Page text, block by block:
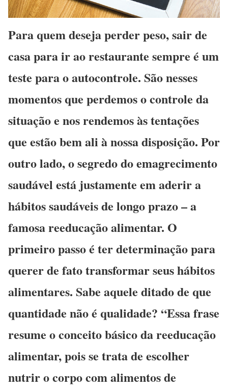
Para quem deseja perder peso, sair de
casa para ir ao restaurante sempre é um
teste para o autocontrole. São nesses
momentos que perdemos o controle da
situação e nos rendemos às tentações
que estão bem ali à nossa disposição. Por
outro lado, o segredo do emagrecimento
saudável está justamente em aderir a
hábitos saudáveis de longo prazo – a
famosa reeducação alimentar. O
primeiro passo é ter determinação para
querer de fato transformar seus hábitos
alimentares. Sabe aquele ditado de que
quantidade não é qualidade? “Essa frase
resume o conceito básico da reeducação
alimentar, pois se trata de escolher
nutrir o corpo com alimentos de